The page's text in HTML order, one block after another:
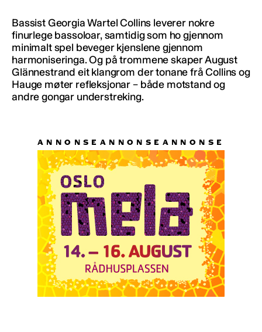
Bassist Georgia Wartel Collins leverer nokre
finurlege bassoloar, samtidig som ho gjennom
minimalt spel beveger kjenslene gjennom
harmoniseringa. Og på trommene skaper August
Glännestrand eit klangrom der tonane frå Collins og
Hauge møter refleksjonar – både motstand og
andre gongar understreking.